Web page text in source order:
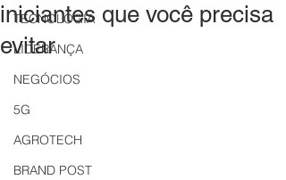
TECNOLOGIA
LIDERANÇA
NEGÓCIOS
5G
AGROTECH
BRAND POST
iniciantes que você precisa
evitar